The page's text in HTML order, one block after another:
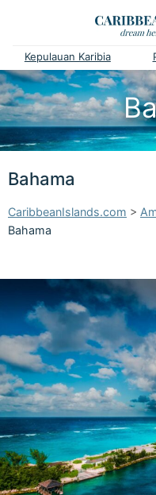
Kepulauan Karibia
Bahama
CaribbeanIslands.com >
Bahama